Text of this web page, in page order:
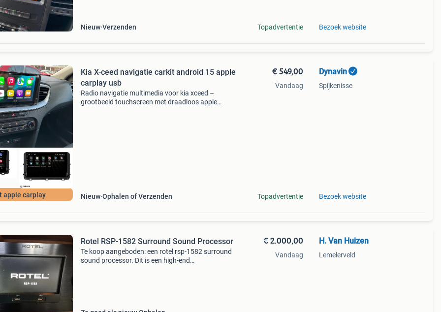
Nieuw Verzenden Topadvertentie Bezoek website
apple carplay
Kia X-ceed navigatie carkit android 15 apple
carplay usb
Radio navigatie multimedia voor kia xceed –
grootbeeld touchscreen met draadloos apple
Nieuw Ophalen of Verzenden
€ 549,00
Vandaag
Topadvertentie
Dynavin
Spijkenisse
Bezoek website
Rotel RSP-1582 Surround Sound Processor
Te koop aangeboden: een rotel rsp-1582 surround
sound processor. Dit is een high-end
€ 2.000,00
Vandaag
H. Van Huizen
Lemelerveld